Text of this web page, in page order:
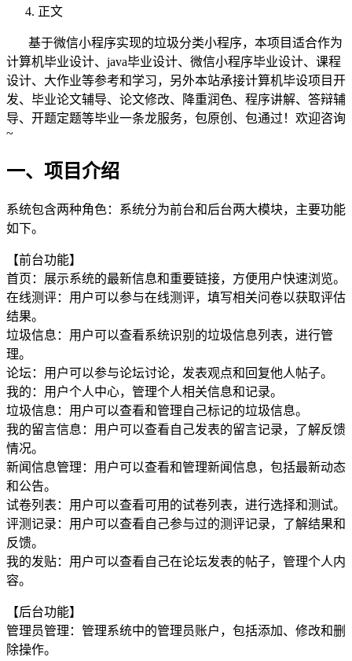
正文
基于微信小程序实现的垃圾分类小程序，本项目适合作为
计算机毕业设计、java毕业设计、微信小程序毕业设计、课程
设计、大作业等参考和学习，另外本站承接计算机毕设项目开
发、毕业论文辅导、论文修改、降重润色、程序讲解、答辩辅
导、开题定题等毕业一条龙服务，包原创、包通过！欢迎咨询
~
一、项目介绍
系统包含两种角色：系统分为前台和后台两大模块，主要功能
如下。
【前台功能】
首页：展示系统的最新信息和重要链接，方便用户快速浏览。
在线测评：用户可以参与在线测评，填写相关问卷以获取评估
结果。
垃圾信息：用户可以查看系统识别的垃圾信息列表，进行管
理。
论坛：用户可以参与论坛讨论，发表观点和回复他人帖子。
我的：用户个人中心，管理个人相关信息和记录。
垃圾信息：用户可以查看和管理自己标记的垃圾信息。
我的留言信息：用户可以查看自己发表的留言记录，了解反馈
情况。
新闻信息管理：用户可以查看和管理新闻信息，包括最新动态
和公告。
试卷列表：用户可以查看可用的试卷列表，进行选择和测试。
评测记录：用户可以查看自己参与过的测评记录，了解结果和
反馈。
我的发贴：用户可以查看自己在论坛发表的帖子，管理个人内
容。
【后台功能】
管理员管理：管理系统中的管理员账户，包括添加、修改和删
除操作。